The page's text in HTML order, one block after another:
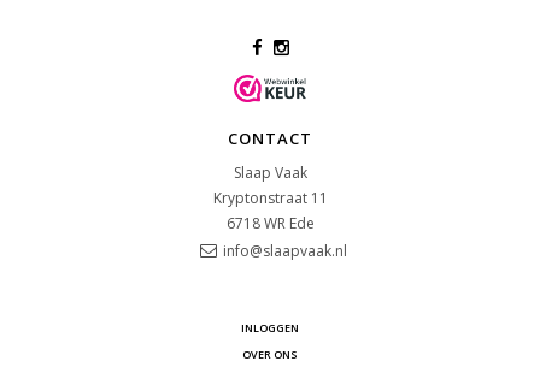
CONTACT
Slaap Vaak
Kryptonstraat 11
6718 WR Ede
info@slaapvaak.nl
INLOGGEN
OVER ONS